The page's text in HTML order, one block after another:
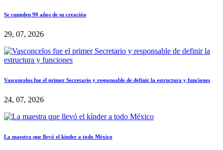
Se cumplen 90 años de su creación
29, 07, 2026
Vasconcelos fue el primer Secretario y responsable de definir la estructura y funciones
24, 07, 2026
La maestra que llevó el kínder a todo México